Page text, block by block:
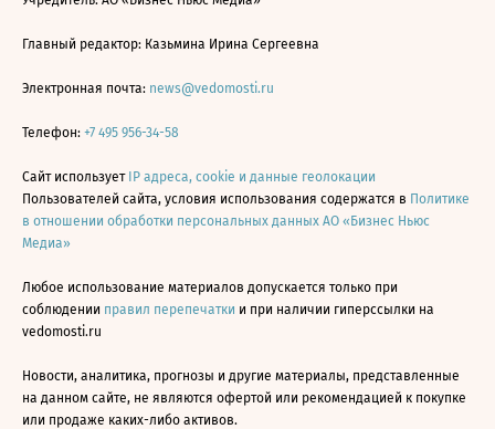
Главный редактор: Казьмина Ирина Сергеевна
Электронная почта: news@vedomosti.ru
Телефон: +7 495 956-34-58
Сайт использует IP адреса, cookie и данные геолокации
Пользователей сайта, условия использования содержатся в Политике
в отношении обработки персональных данных АО «Бизнес Ньюс
Медиа»
Любое использование материалов допускается только при
соблюдении правил перепечатки и при наличии гиперссылки на
vedomosti.ru
Новости, аналитика, прогнозы и другие материалы, представленные
на данном сайте, не являются офертой или рекомендацией к покупке
или продаже каких-либо активов.